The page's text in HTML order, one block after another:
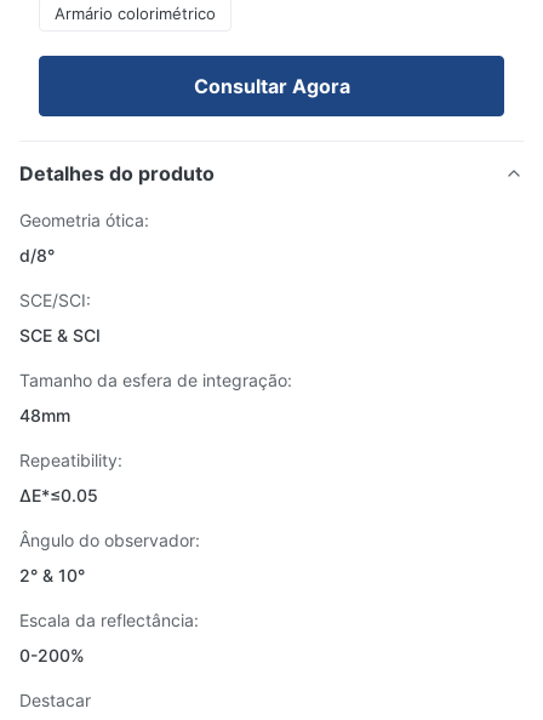
Armário colorimétrico
Consultar Agora
Detalhes do produto
Geometria ótica:
d/8°
SCE/SCI:
SCE & SCI
Tamanho da esfera de integração:
48mm
Repeatibility:
ΔE*≤0.05
Ângulo do observador:
2° & 10°
Escala da reflectância:
0-200%
Destacar